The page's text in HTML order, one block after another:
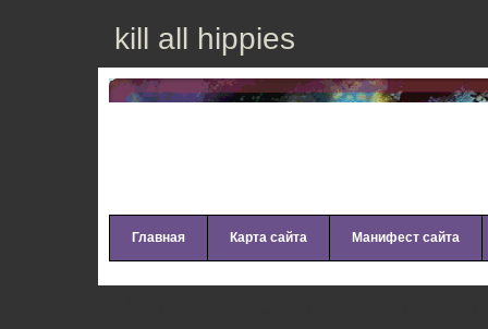
kill all hippies
Главная Карта сайта Манифест сайта